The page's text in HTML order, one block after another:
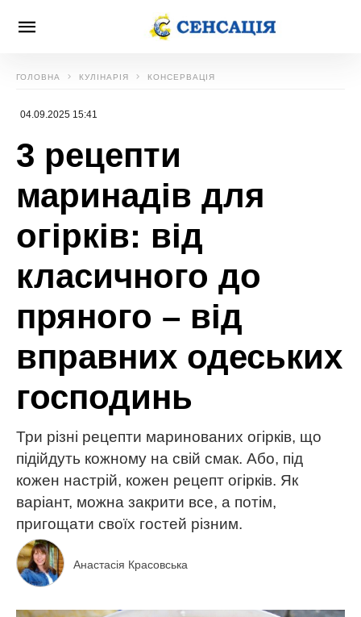
ГОЛОВНА КУЛІНАРІЯ КОНСЕРВАЦІЯ
04.09.2025 15:41
3 рецепти
маринадів для
огірків: від
класичного до
пряного – від
вправних одеських
господинь
Три різні рецепти маринованих огірків, що
підійдуть кожному на свій смак. Або, під
кожен настрій, кожен рецепт огірків. Як
варіант, можна закрити все, а потім,
пригощати своїх гостей різним.
Анастасія Красовська